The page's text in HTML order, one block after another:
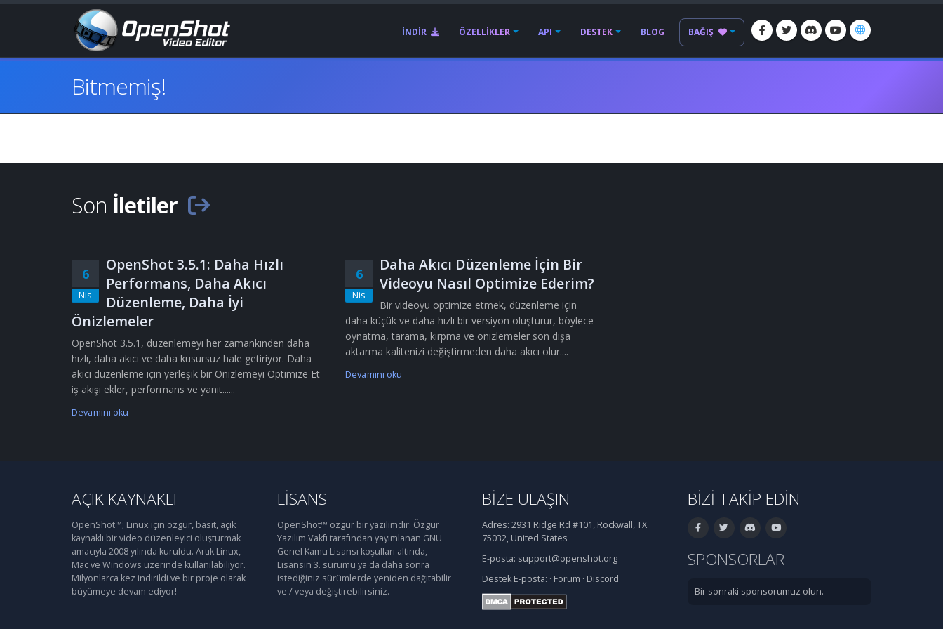
İNDIR ÖZELLIKLER API DESTEK BLOG BAĞIŞ
Bitmemiş!
Son İletiler
6
Nis
OpenShot 3.5.1: Daha Hızlı
Performans, Daha Akıcı
Düzenleme, Daha İyi
Önizlemeler
OpenShot 3.5.1, düzenlemeyi her zamankinden daha
hızlı, daha akıcı ve daha kusursuz hale getiriyor. Daha
akıcı düzenleme için yerleşik bir Önizlemeyi Optimize Et
iş akışı ekler, performans ve yanıt......
Devamını oku
6
Nis
Daha Akıcı Düzenleme İçin Bir
Videoyu Nasıl Optimize Ederim?
Bir videoyu optimize etmek, düzenleme için
daha küçük ve daha hızlı bir versiyon oluşturur, böylece
oynatma, tarama, kırpma ve önizlemeler son dışa
aktarma kalitenizi değiştirmeden daha akıcı olur....
Devamını oku
AÇIK KAYNAKLI
OpenShot™; Linux için özgür, basit, açık
kaynaklı bir video düzenleyici oluşturmak
amacıyla 2008 yılında kuruldu. Artık Linux,
Mac ve Windows üzerinde kullanılabiliyor.
Milyonlarca kez indirildi ve bir proje olarak
büyümeye devam ediyor!
LISANS
OpenShot™ özgür bir yazılımdır: Özgür
Yazılım Vakfı tarafından yayımlanan GNU
Genel Kamu Lisansı koşulları altında,
Lisansın 3. sürümü ya da daha sonra
istediğiniz sürümlerde yeniden dağıtabilir
ve / veya değiştirebilirsiniz.
BIZE ULAŞIN
Adres: 2931 Ridge Rd #101, Rockwall, TX
75032, United States
E-posta: support@openshot.org
Destek E-posta: · Forum · Discord
BIZI TAKIP EDIN
SPONSORLAR
Bir sonraki sponsorumuz olun.